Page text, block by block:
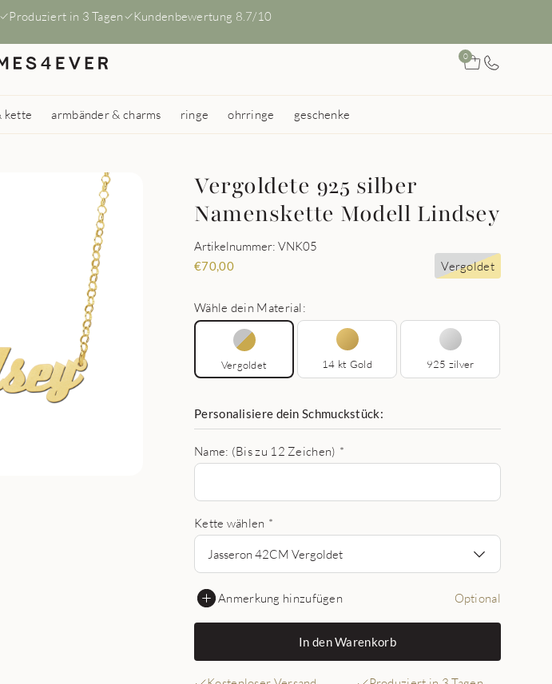
Produziert in 3 Tagen Kundenbewertung 8.7/10
0
kette armbänder & charms ringe ohrringe geschenke
Vergoldete 925 silber
Namenskette Modell Lindsey
Artikelnummer: VNK05
€70,00 Vergoldet
Wähle dein Material:
Vergoldet 14 kt Gold 925 zilver
Personalisiere dein Schmuckstück:
Name: (Bis zu 12 Zeichen) *
Kette wählen *
Jasseron 42CM Vergoldet
Anmerkung hinzufügen Optional
In den Warenkorb